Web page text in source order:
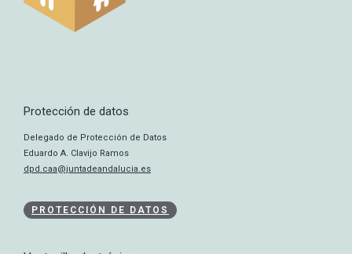
Protección de datos
Delegado de Protección de Datos
Eduardo A. Clavijo Ramos
dpd.caa@juntadeandalucia.es
PROTECCIÓN DE DATOS